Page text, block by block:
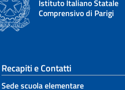
Istituto Italiano Statale
Comprensivo di Parigi
Sezione footer
Recapiti e Contatti
Sede scuola elementare